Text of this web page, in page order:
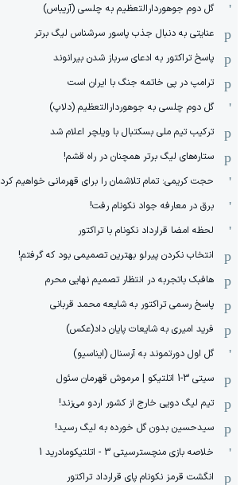
گل دوم جوهوردارالتعظیم به چلسی (آریباس)
عنایتی به دنبال جذب پاسور سرشناس لیگ برتر
پاسخ تراکتور به ادعای سرباز شدن بیرانوند
ترامپ در پی خاتمه جنگ با ایران است
گل دوم چلسی به جوهوردارالتعظیم (دلاپ)
ترکیب تیم ملی بسکتبال با ویلچر اعلام شد
ستاره‌های لیگ برتر همچنان در راه قشم!
حجت کریمی: تمام تلاشمان را برای قهرمانی خواهیم کرد
برق در معارفه جواد نکونام رفت!
لحظه امضا قرارداد نکونام با تراکتور
انتخاب نکردن پیرلو بهترین تصمیمی بود که گرفتم!
هافبک باتجربه در انتظار تصمیم نهایی محرم
پاسخ رسمی تراکتور به شایعه محمد قربانی
فرید امیری به شایعات پایان داد(عکس)
گل اول دورتموند به آرسنال (ایناسیو)
سیتی 3-1 اتلتیکو | مرموش قهرمان سئول
تیم لیگ دویی خارج از کشور اردو می‌زند!
سیدحسین بدون گل خورده به لیگ رسید!
خلاصه بازی منچسترسیتی 3 - اتلتیکومادرید 1
انگشت قرمز نکونام پای قرارداد تراکتور